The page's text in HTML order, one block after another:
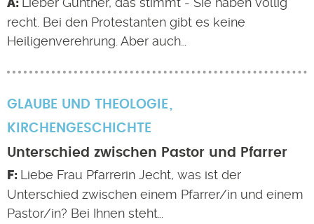
recht. Bei den Protestanten gibt es keine
Heiligenverehrung. Aber auch…
GLAUBE UND THEOLOGIE
KIRCHENGESCHICHTE
Unterschied zwischen Pastor und Pfarrer
Liebe Frau Pfarrerin Jecht, was ist der
Unterschied zwischen einem Pfarrer/in und einem
Pastor/in? Bei Ihnen steht…